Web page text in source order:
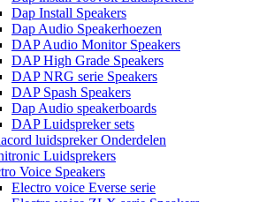
Dap Install Speakers
Dap Audio Speakerhoezen
DAP Audio Monitor Speakers
DAP High Grade Speakers
DAP NRG serie Speakers
DAP Spash Speakers
Dap Audio speakerboards
DAP Luidspreker sets
luidspreker Onderdelen
Luidsprekers
Voice Speakers
Electro voice Everse serie